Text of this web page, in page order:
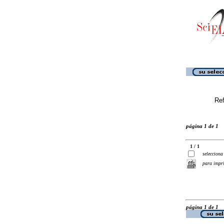
página 1 de 1
1 / 1
selecciona
para
página 1 de 1